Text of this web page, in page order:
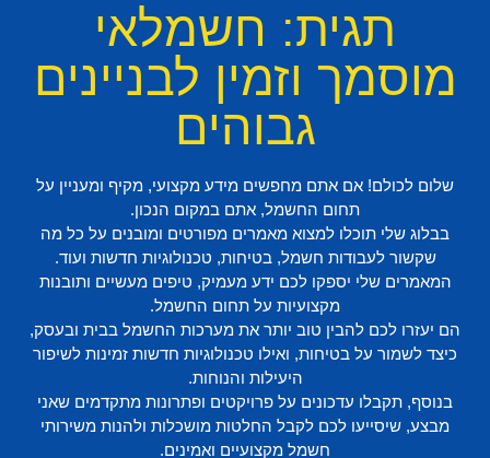
תגית: חשמלאי
מוסמך וזמין לבניינים
גבוהים
שלום לכולם! אם אתם מחפשים מידע מקצועי, מקיף ומעניין על
תחום החשמל, אתם במקום הנכון.
בבלוג שלי תוכלו למצוא מאמרים מפורטים ומובנים על כל מה
שקשור לעבודות חשמל, בטיחות, טכנולוגיות חדשות ועוד.
המאמרים שלי יספקו לכם ידע מעמיק, טיפים מעשיים ותובנות
מקצועיות על תחום החשמל.
הם יעזרו לכם להבין טוב יותר את מערכות החשמל בבית ובעסק,
כיצד לשמור על בטיחות, ואילו טכנולוגיות חדשות זמינות לשיפור
היעילות והנוחות.
בנוסף, תקבלו עדכונים על פרויקטים ופתרונות מתקדמים שאני
מבצע, שיסייעו לכם לקבל החלטות מושכלות ולהנות משירותי
חשמל מקצועיים ואמינים.